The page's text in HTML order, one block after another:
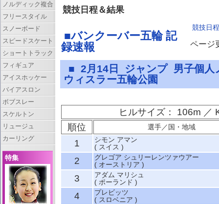
競技日程＆結果
■バンクーバー五輪 記
録速報
競技日程
ページ
■ 2月14日 ジャンプ 男子個人
ウィスラー五輪公園
ヒルサイズ： 106m ／
順位
選手／国・地域
1
シモン アマン
( スイス )
2
グレゴア シュリーレンツァウアー
( オーストリア )
3
アダム マリシュ
( ポーランド )
4
プレビッツ
( スロベニア )
ノルディック複合
フリースタイル
スノーボード
スピードスケート
ショートトラック
フィギュア
アイスホッケー
バイアスロン
ボブスレー
スケルトン
リュージュ
カーリング
特集